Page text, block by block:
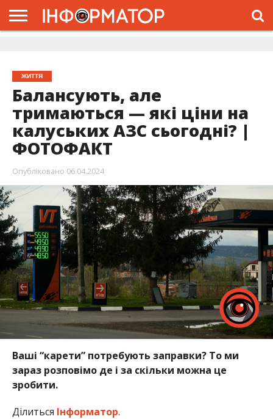
ЖИТТЯ
Балансують, але
тримаються — які ціни на
калуських АЗС сьогодні? |
ФОТОФАКТ
Опубліковано 06.04.2024
Ваші “карети” потребують заправки? То ми
зараз розповімо де і за скільки можна це
зробити.
Ділиться Інформатор.